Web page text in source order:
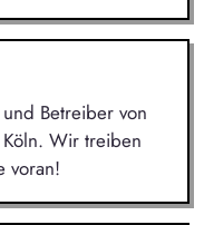
Betreiber von
Köln. Wir treiben
voran!